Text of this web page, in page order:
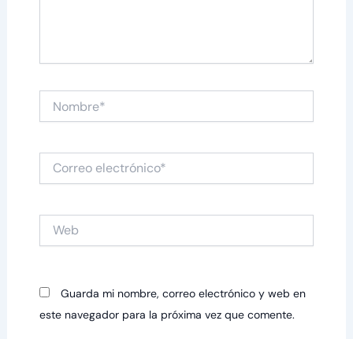
Correo
electrónico*
Guarda mi nombre, correo electrónico y web en
este navegador para la próxima vez que comente.